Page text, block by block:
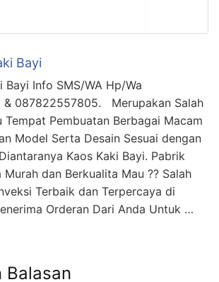
Bayi
Bayi Info SMS/WA Hp/Wa
087822557805. Merupakan Salah
Tempat Pembuatan Berbagai Macam
Model Serta Desain Sesuai dengan
Kaos Kaki Bayi. Pabrik
Murah dan Berkualita Mau ?? Salah
Terbaik dan Terpercaya di
Orderan Dari Anda Untuk …
Balasan